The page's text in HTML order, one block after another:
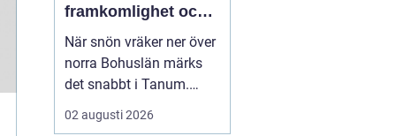
framkomlighet och
mindre stress i
vintern
När snön vräker ner över
norra Bohuslän märks
det snabbt i Tanum.
Vägarna blir smalare,
parkeringar fylls igen
02 augusti 2026